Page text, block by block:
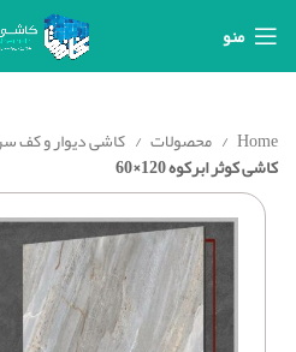
منو
Home محصولات کاشی دیوار و کف
کاشی کوثر ابرکوه 120×60